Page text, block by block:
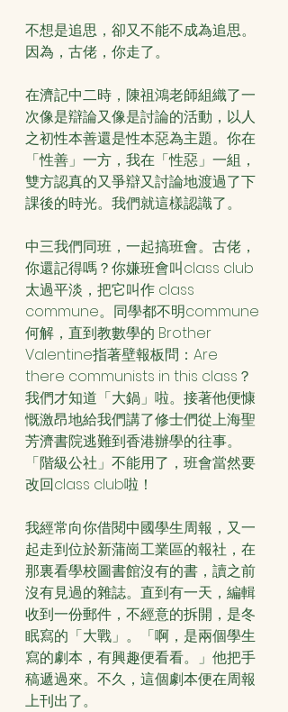
不想是追思，卻又不能不成為追思。
因為，古佬，你走了。
在濟記中二時，陳祖鴻老師組織了一
次像是辯論又像是討論的活動，以人
之初性本善還是性本惡為主題。你在
「性善」一方，我在「性惡」一組，
雙方認真的又爭辯又討論地渡過了下
課後的時光。我們就這樣認識了。
中三我們同班，一起搞班會。古佬，
你還記得嗎？你嫌班會叫class club
太過平淡，把它叫作 class
commune。同學都不明commune
何解，直到教數學的 Brother
Valentine指著壁報板問：Are
there communists in this class？
我們才知道「大鍋」啦。接著他便慷
慨激昂地給我們講了修士們從上海聖
芳濟書院逃難到香港辦學的往事。
「階級公社」不能用了，班會當然要
改回class club啦！
我經常向你借閱中國學生周報，又一
起走到位於新蒲崗工業區的報社，在
那裏看學校圖書館沒有的書，讀之前
沒有見過的雜誌。直到有一天，編輯
收到一份郵件，不經意的拆開，是冬
眠寫的「大戰」。「啊，是兩個學生
寫的劇本，有興趣便看看。」他把手
稿遞過來。不久，這個劇本便在周報
上刊出了。